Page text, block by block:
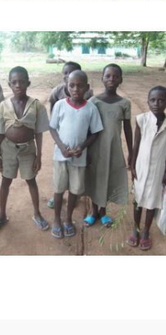
BILD ANZEIGEN